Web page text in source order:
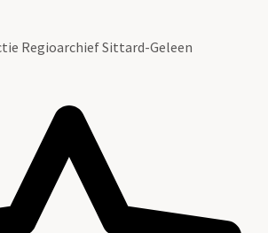
Regioarchief Sittard-Geleen